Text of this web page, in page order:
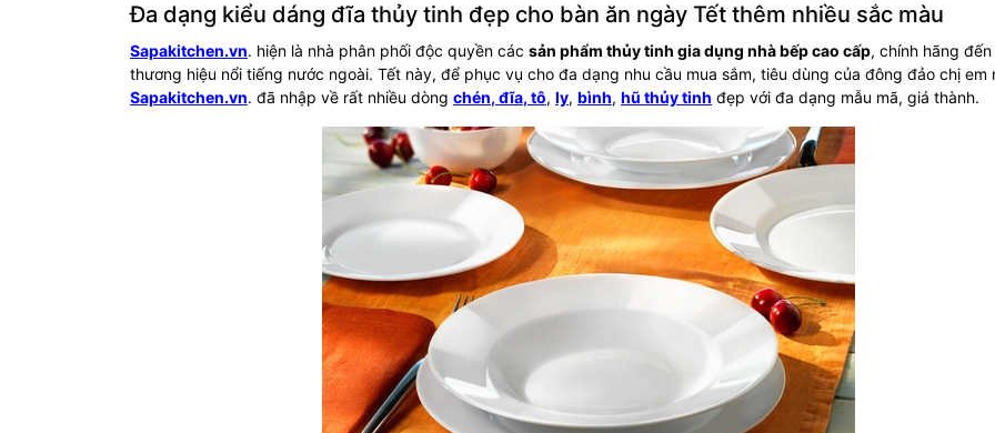
Đa dạng kiểu dáng đĩa thủy tinh đẹp cho bàn ăn ngày Tết thêm nhiều sắc màu
Sapakitchen.vn. hiện là nhà phân phối độc quyền các sản phẩm thủy tinh gia dụng nhà bếp cao cấp, chính hãng
thương hiệu nổi tiếng nước ngoài. Tết này, để phục vụ cho đa dạng nhu cầu mua sắm, tiêu dùng của đông đảo chị em
Sapakitchen.vn. đã nhập về rất nhiều dòng chén, đĩa, tô, ly, bình, hũ thủy tinh đẹp với đa dạng mẫu mã, giá thành.